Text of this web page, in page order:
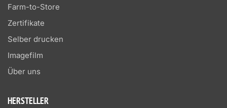
Farm-to-Store
Zertifikate
Selber drucken
Imagefilm
Über uns
HERSTELLER